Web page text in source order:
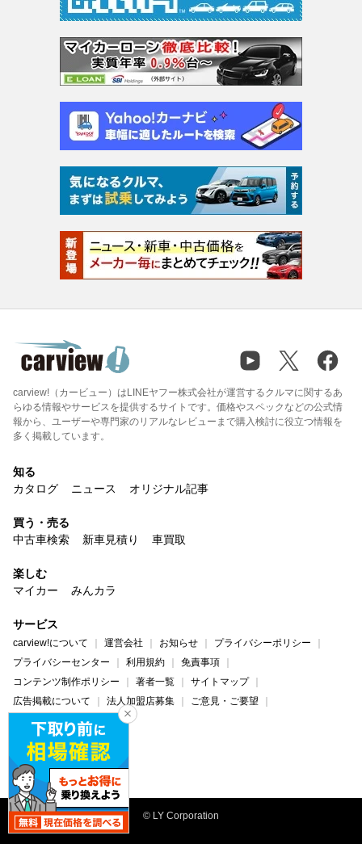
carview!（カービュー）はLINEヤフー株式会社が運営するクルマに関するあ
らゆる情報やサービスを提供するサイトです。価格やスペックなどの公式情
報から、ユーザーや専門家のリアルなレビューまで購入検討に役立つ情報を
多く掲載しています。
知る
カタログ
ニュース オリジナル記事
買う・売る
中古車検索
新車見積り 車買取
楽しむ
マイカー
みんカラ
サービス
carview!について 運営会社 お知らせ
プライバシーポリシー
プライバシーセンター
利用規約
免責事項
コンテンツ制作ポリシー
著者一覧
サイトマップ
広告掲載について
法人加盟店募集
ご意見・ご要望
ヘルプ・お問い合わせ
carview! Yahoo! JAPAN
© LY Corporation